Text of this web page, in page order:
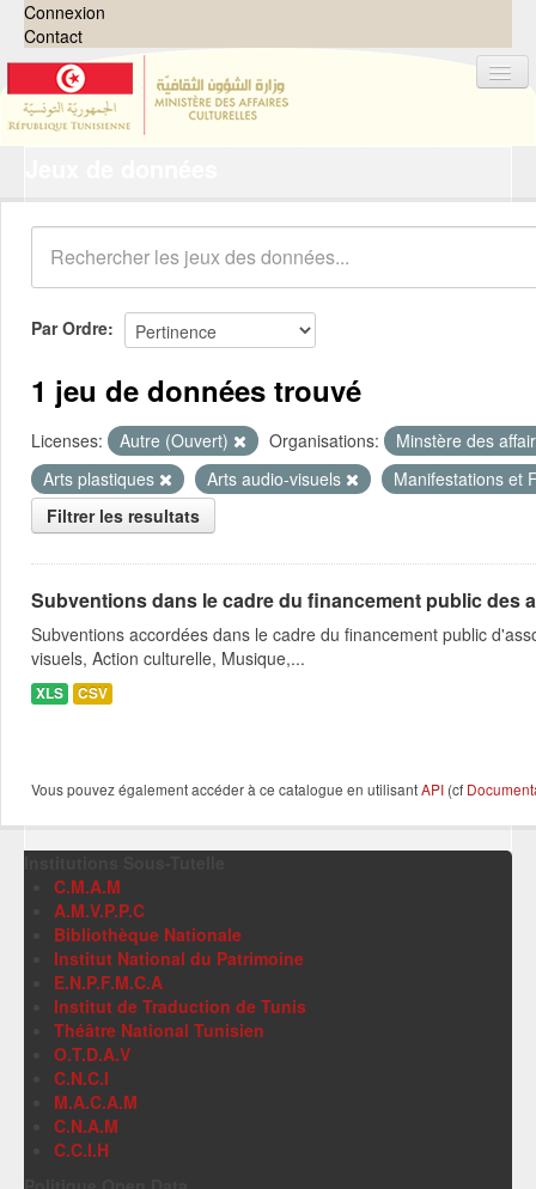
Connexion
Contact
Organisations
Groupes
Demandes 0
À propos
Par Ordre
1 jeu de données trouvé
Licenses: Autre (Ouvert) Organisations:
Minstère des
Arts plastiques
Arts audio-visuels
Manifestations et
Filtrer les resultats
Subventions dans le cadre du financement public des
Subventions accordées dans le cadre du financement public
visuels, Action culturelle, Musique,...
XLS CSV
Vous pouvez également accéder à ce catalogue en utilisantAPI (cf
C.M.A.M
A.M.V.P.P.C
Bibliothèque Nationale
Institut National du Patrimoine
E.N.P.F.M.C.A
Institut de Traduction de Tunis
Théâtre National Tunisien
O.T.D.A.V
C.N.C.I
M.A.C.A.M
C.N.A.M
C.C.I.H